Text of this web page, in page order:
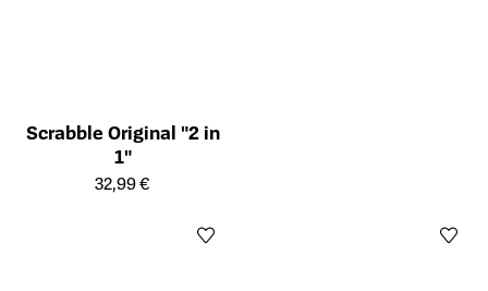
Scrabble Original "2 in
1"
Öffnet die Detailseite des Produkts
32,99 €